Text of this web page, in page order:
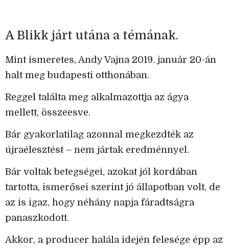
A Blikk járt utána a témának.
Mint ismeretes, Andy Vajna 2019. január 20-án
halt meg budapesti otthonában.
Reggel találta meg alkalmazottja az ágya
mellett, összeesve.
Bár gyakorlatilag azonnal megkezdték az
újraélesztést – nem jártak eredménnyel.
Bár voltak betegségei, azokat jól kordában
tartotta, ismerősei szerint jó állapotban volt, de
az is igaz, hogy néhány napja fáradtságra
panaszkodott.
Akkor, a producer halála idején felesége épp az